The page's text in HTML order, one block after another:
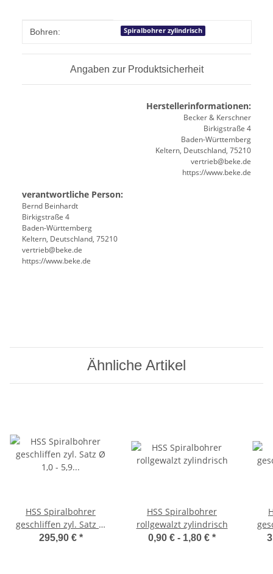
Produkteigenschaft
Wert
Bohren: Spiralbohrer zylindrisch
Angaben zur Produktsicherheit
Herstellerinformationen:
Becker & Kerschner
Birkigstraße 4
Baden-Württemberg
Keltern, Deutschland, 75210
vertrieb@beke.de
https://www.beke.de
verantwortliche Person:
Bernd Beinhardt
Birkigstraße 4
Baden-Württemberg
Keltern, Deutschland, 75210
vertrieb@beke.de
https://www.beke.de
Ähnliche Artikel
HSS Spiralbohrer
geschliffen zyl. Satz Ø
1,0 - 5,9 mm 50 St.
295,90 € *
HSS Spiralbohrer
rollgewalzt zylindrisch
0,90 € - 1,80 € *